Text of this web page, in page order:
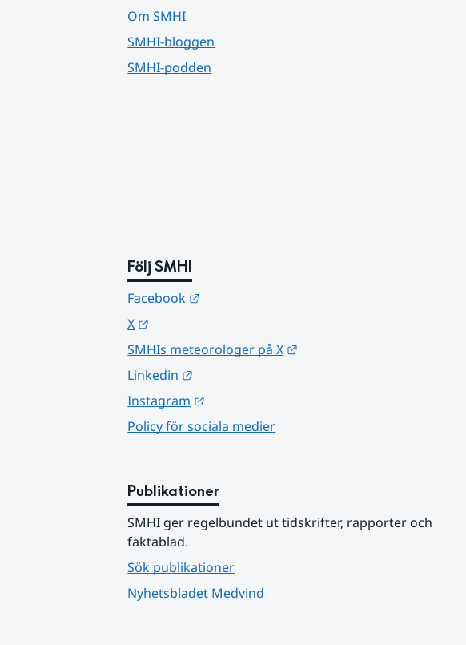
Om SMHI
SMHI-bloggen
SMHI-podden
Följ SMHI
Facebook
X
SMHIs meteorologer på X
Linkedin
Instagram
Policy för sociala medier
Publikationer
SMHI ger regelbundet ut tidskrifter, rapporter och
faktablad.
Sök publikationer
Nyhetsbladet Medvind